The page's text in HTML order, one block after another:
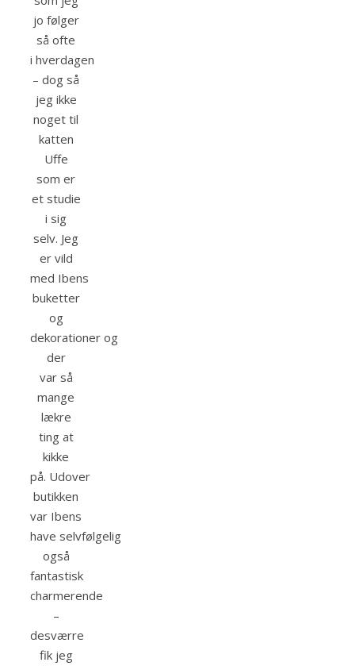
jo følger
så ofte
i hverdagen
– dog så
jeg ikke
noget til
katten
Uffe
som er
et studie
i sig
selv. Jeg
er vild
med Ibens
buketter
og
dekorationer og
der
var så
mange
lækre
ting at
kikke
på. Udover
butikken
var Ibens
have selvfølgelig
også
fantastisk
charmerende
–
desværre
fik jeg